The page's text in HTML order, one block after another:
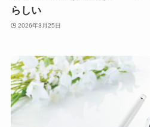
らしい
2026年3月25日